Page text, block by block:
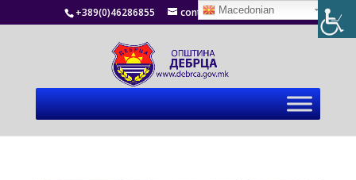
+389(0)46286855 contact@debrca.gov.mk
Macedonian